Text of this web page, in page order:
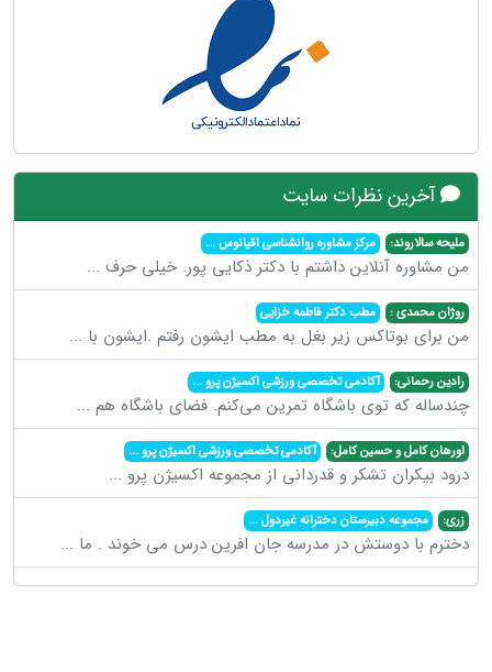
آخرین نظرات سایت
ملیحه سالاروند: مرکز مشاوره روانشناسی اقیانوس...
من مشاوره آنلاین داشتم با دکتر ذکایی پور. خیلی حرف ...
روژان محمدی : مطب دکتر فاطمه خزایی
من برای بوتاکس زیر بغل به مطب ایشون رفتم .ایشون با ...
رادین رحمانی: آکادمی تخصصی ورزشی اکسیژن پرو...
چندساله که توی باشگاه تمرین می‌کنم. فضای باشگاه هم ...
اورهان کامل و حسین کامل: آکادمی تخصصی ورزشی اکسیژن پرو...
درود بیکران تشکر و قدردانی از مجموعه اکسیژن پرو ...
زری: مجموعه دبیرستان دخترانه غیردول...
دخترم با دوستش در مدرسه جان افرین درس می خوند . ما ...